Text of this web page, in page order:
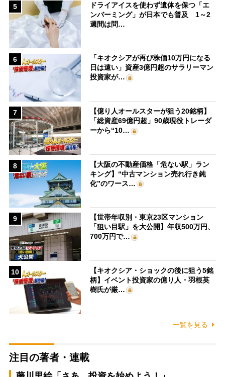
5
ドライアイスを使わず遺体を保つ「エ
ンバーミング」が日本でも普及 1～2
週間は問…
6
「キオクシアが再び株価10万円になる
日は遠い」資産3億円超のサラリーマン
投資家が…
7
【億り人オールスターが狙う20銘柄】
「総資産69億円超」90歳現役トレーダ
ーから“10…
8
【大阪の不動産価格「危ない駅」ラン
キング】“中古マンション売れ行き鈍
化”のワース…
9
【世帯年収別・東京23区マンション
「狙い目駅」を大公開】年収500万円、
700万円で…
10
【キオクシア・ショックの後に狙う5銘
柄】イベント投資家の億り人・羽根英
樹氏が厳…
一覧を見る
注目の著者・連載